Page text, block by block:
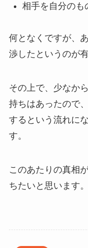
相手を自分のも
何となくですが、
渉したというのが
その上で、少なか
持ちはあったので
するという流れに
す。
このあたりの真相
ちたいと思います。